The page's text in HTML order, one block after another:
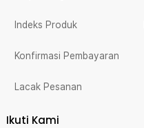
Indeks Produk
Konfirmasi Pembayaran
Lacak Pesanan
Ikuti Kami